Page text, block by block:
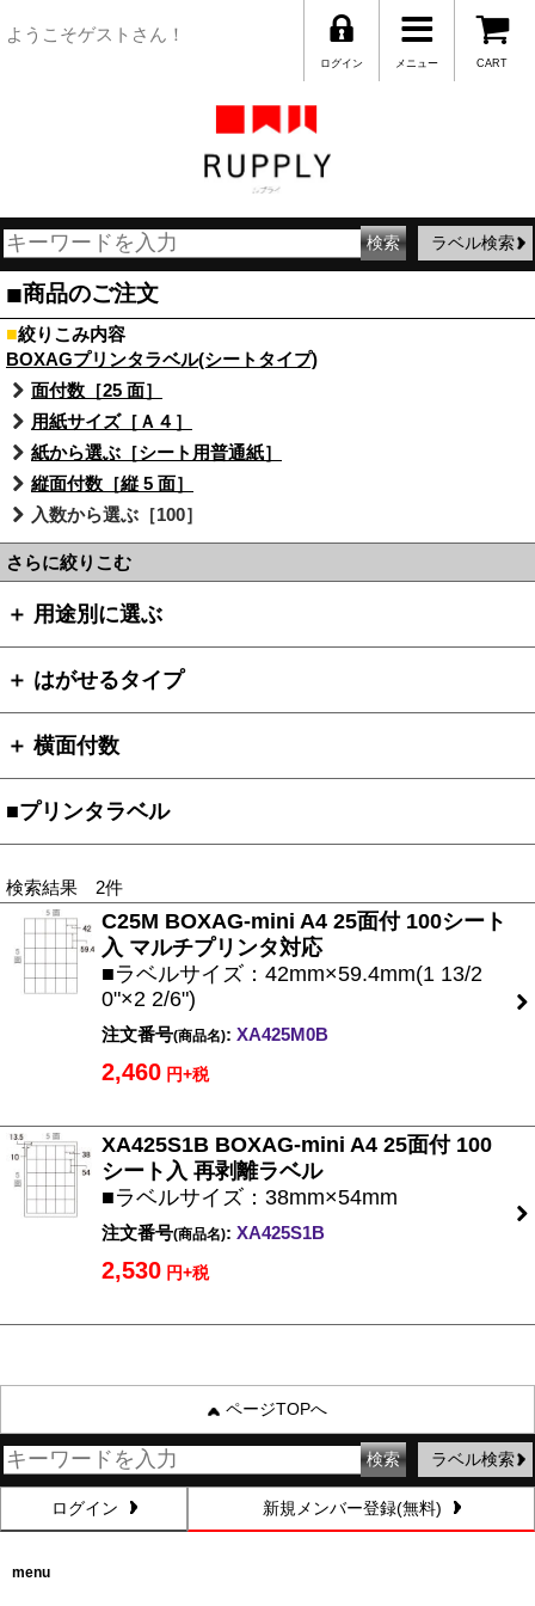
ようこそゲストさん！
CART
メニュー
ログイン
ラベル検索
■商品のご注文
■絞りこみ内容
BOXAGプリンタラベル(シートタイプ)
面付数［25 面］
用紙サイズ［Ａ４］
紙から選ぶ［シート用普通紙］
縦面付数［縦 5 面］
入数から選ぶ［100］
さらに絞りこむ
＋ 用途別に選ぶ
＋ はがせるタイプ
＋ 横面付数
■プリンタラベル
検索結果 2件
C25M BOXAG-mini A4 25面付 100シート
入 マルチプリンタ対応
■ラベルサイズ：42mm×59.4mm(1 13/2
0"×2 2/6")
注文番号(商品名): XA425M0B
2,460 円+税
XA425S1B BOXAG-mini A4 25面付 100
シート入 再剥離ラベル
■ラベルサイズ：38mm×54mm
注文番号(商品名): XA425S1B
2,530 円+税
ページTOPへ
ラベル検索
ログイン 新規メンバー登録(無料)
menu